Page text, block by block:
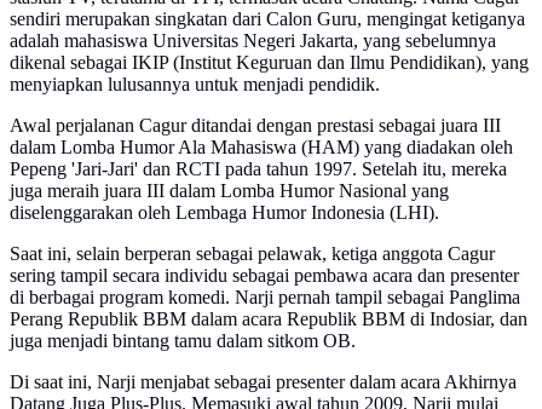
sendiri merupakan singkatan dari Calon Guru, mengingat ketiganya
adalah mahasiswa Universitas Negeri Jakarta, yang sebelumnya
dikenal sebagai IKIP (Institut Keguruan dan Ilmu Pendidikan), yang
menyiapkan lulusannya untuk menjadi pendidik.
Awal perjalanan Cagur ditandai dengan prestasi sebagai juara III
dalam Lomba Humor Ala Mahasiswa (HAM) yang diadakan oleh
Pepeng 'Jari-Jari' dan RCTI pada tahun 1997. Setelah itu, mereka
juga meraih juara III dalam Lomba Humor Nasional yang
diselenggarakan oleh Lembaga Humor Indonesia (LHI).
Saat ini, selain berperan sebagai pelawak, ketiga anggota Cagur
sering tampil secara individu sebagai pembawa acara dan presenter
di berbagai program komedi. Narji pernah tampil sebagai Panglima
Perang Republik BBM dalam acara Republik BBM di Indosiar, dan
juga menjadi bintang tamu dalam sitkom OB.
Di saat ini, Narji menjabat sebagai presenter dalam acara Akhirnya
Datang Juga Plus-Plus. Memasuki awal tahun 2009, Narji mulai